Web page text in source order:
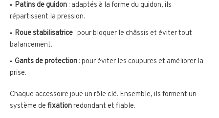
Patins de guidon : adaptés à la forme du guidon, ils
répartissent la pression.
Roue stabilisatrice : pour bloquer le châssis et éviter tout
balancement.
Gants de protection : pour éviter les coupures et améliorer la
prise.
Chaque accessoire joue un rôle clé. Ensemble, ils forment un
système de fixationredondant et fiable.